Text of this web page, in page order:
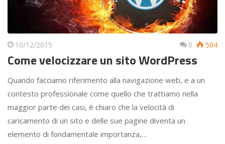
10/12/2015 0 504
Come velocizzare un sito WordPress
Quando facciamo riferimento alla navigazione web, e a un
contesto professionale come quello che trattiamo nella
maggior parte dei casi, è chiaro che la velocità di
caricamento di un sito e delle sue pagine diventa un
elemento di fondamentale importanza,…